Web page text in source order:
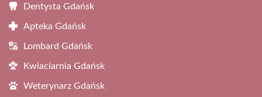
Dentysta Gdańsk
Apteka Gdańsk
Lombard Gdańsk
Kwiaciarnia Gdańsk
Weterynarz Gdańsk